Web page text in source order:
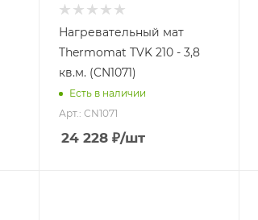
Нагревательный мат
Thermomat TVK 210 - 3,8
кв.м. (CN1071)
Есть в наличии
Арт.: CN1071
24 228₽/шт